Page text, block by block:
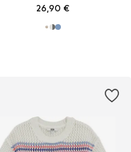
26,90 €